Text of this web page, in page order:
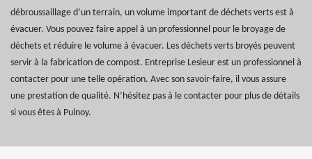
débroussaillage d’un terrain, un volume important de déchets verts est à
évacuer. Vous pouvez faire appel à un professionnel pour le broyage de
déchets et réduire le volume à évacuer. Les déchets verts broyés peuvent
servir à la fabrication de compost. Entreprise Lesieur est un professionnel à
contacter pour une telle opération. Avec son savoir-faire, il vous assure
une prestation de qualité. N’hésitez pas à le contacter pour plus de détails
si vous êtes à Pulnoy.